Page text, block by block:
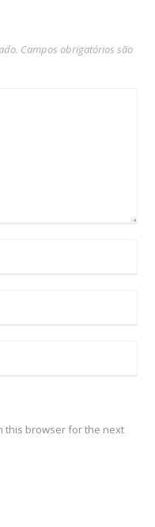
Campos obrigatórios são
this browser for the next